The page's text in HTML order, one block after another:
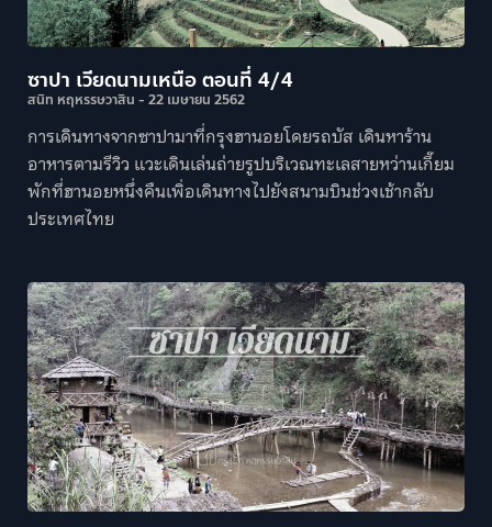
ซาปา เวียดนามเหนือ ตอนที่ 4/4
สนิท หฤหรรษวาสิน 22 เมษายน 2562
การเดินทางจากซาปามาที่กรุงฮานอยโดยรถบัส เดินหาร้าน
อาหารตามรีวิว แวะเดินเล่นถ่ายรูปบริเวณทะเลสายหว่านเกี๊ยม
พักที่ฮานอยหนึ่งคืนเพิ่อเดินทางไปยังสนามบินช่วงเช้ากลับ
ประเทศไทย